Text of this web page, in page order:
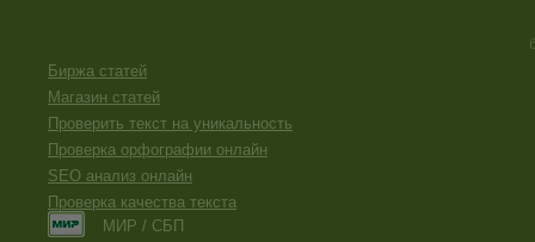
Биржа статей
Магазин статей
Проверить текст на уникальность
Проверка орфографии онлайн
SEO анализ онлайн
Проверка качества текста
МИР / СБП